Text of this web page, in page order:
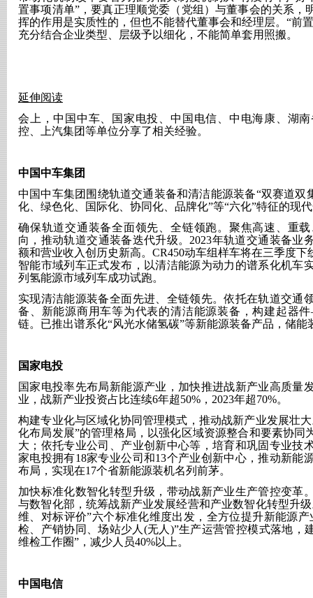
置事项清单”，要真正理顺党委（党组）与董事会的关系，
挥的作用是实质性的，但也不能替代董事会和经理层。“前
充分结合企业类型、层级予以细化，不能简单套用照搬。
延伸阅读
会上，中国中车、国家电投、中国电信、中电海康、湖
控、上汽集团等单位分享了相关经验。
中国中车集团
中国中车集团围绕轨道交通装备和清洁能源装备“双赛道双
化、绿色化、国际化、协同化、品牌化”等“六化”特征的现
确保轨道交通装备全面领先、全链领跑。聚焦高速、重
向，推动轨道交通装备迭代升级。 2023年轨道交通装备业
额和营业收入创历史新高。CR450动车组样车将在三季度下
智能市域列车正式发布，以清洁能源为动力的谱系化机车
列氢能源市域列车成功试跑。
实现清洁能源装备全面先进、全链领先。依托在轨道交通
备、新能源商用车等为代表的清洁能源装备，构建起器件
链。已推出谱系化“风光水储氢碳”等新能源装备产品，储能
国家电投
国家电投率先布局新能源产业，加快推进战新产业高质量
业，战新产业投资占比连续6年超50%，2023年超70%。
构建专业化与区域化协同管理模式，推动战新产业发展壮
化布局发展”的管理格局，以强化区域资源整合和要素协同
大；依托专业公司、产业创新中心等，培育和巩固专业技
家电投拥有18家专业公司和13个产业创新中心，推动新能
布局，实现在17个省新能源装机名列前茅。
加快标准化数智化转型升级，带动战新产业生产管控变革
与数智化部，统筹战新产业发展经营和产业数智化转型升
维、对标评价”六个标准化维度出发，全方位提升新能源
检、产销协同、场站少人(无人)”生产运营管控模式落地，
维检工作圈”，减少人员40%以上。
中国电信